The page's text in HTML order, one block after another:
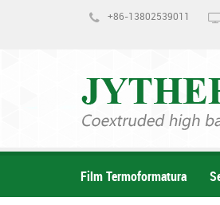
+86-13802539011
Film Termoformatura